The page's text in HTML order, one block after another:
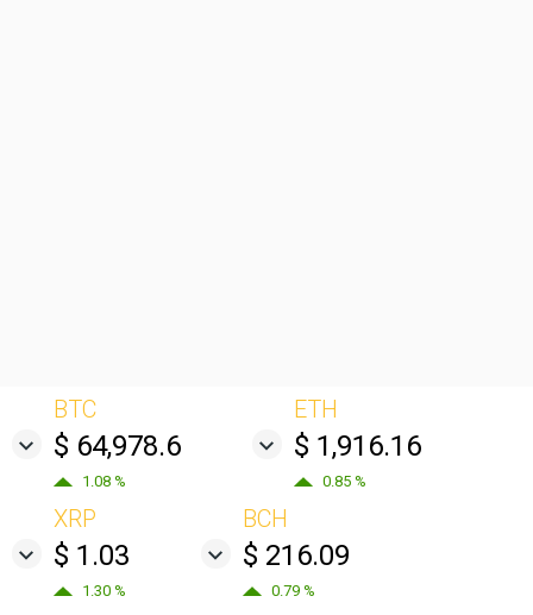
BTC
$ 64,978.6
1.08 %
ETH
$ 1,916.16
0.85 %
XRP
$ 1.03
1.30 %
BCH
$ 216.09
0.79 %